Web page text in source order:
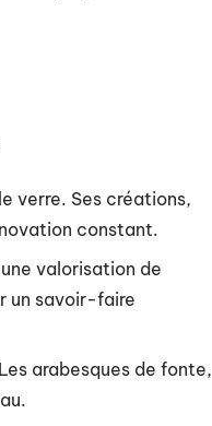
verre. Ses créations,
constant.
valorisation de
un savoir-faire
arabesques de fonte,